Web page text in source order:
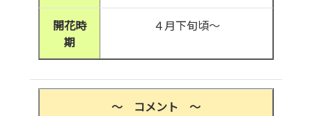
開花時
期
４月下旬頃～
～ コメント ～